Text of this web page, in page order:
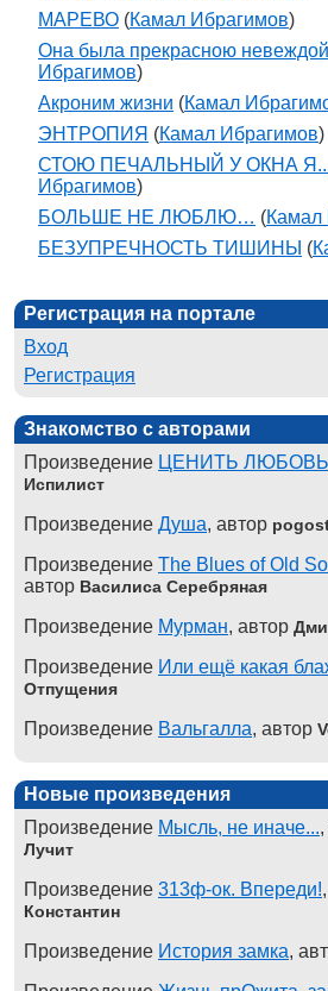
МАРЕВО (Камал Ибрагимов)
Она была прекрасною
Ибрагимов)
Акроним жизни (Камал
ЭНТРОПИЯ (Камал Ибрагимов)
СТОЮ ПЕЧАЛЬНЫЙ У ОКНА
Ибрагимов)
БОЛЬШЕ НЕ ЛЮБЛЮ… (Камал
БЕЗУПРЕЧНОСТЬ ТИШИНЫ (
Регистрация на портале
Вход
Регистрация
Знакомство с авторами
Произведение ЦЕНИТЬ ЛЮБОВЬ
Испилист
Произведение Душа, автор
Произведение The Blues of Old
автор Василиса Серебряная
Произведение Мурман, автор
Произведение Или ещё какая
Отпущения
Произведение Вальгалла, автор
Новые произведения
Произведение Мысль, не иначе...
Лучит
Произведение 313ф-ок. Впереди!
Константин
Произведение История замка,